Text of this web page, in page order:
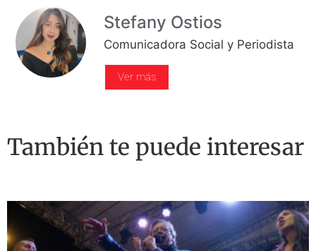
Stefany Ostios
Comunicadora Social y Periodista
Ver más
También te puede interesar